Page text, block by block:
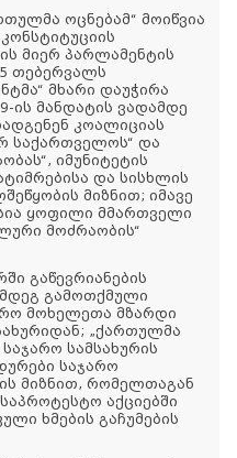
ოცნებამ“ მოიწვია
მიერ პარლამენტის
თებერვალს
მხარი დაუჭირა
ის მანდატის ვადამდე
კოალიციას
საქართველოს“ და
იმუნიტეტის
და სისხლის
მიზნით; იმავე
ყოფილი მმართველი
მოძრაობის“
გაწევრიანების
გამოთქმული
მოხელეთა მზარდი
„ქართულმა
სამსახურის
საჯარო
მიზნით, რომელთაგან
აქციებში
ხმების გაჩუმების